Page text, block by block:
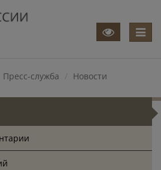
Меню
Пресс-служба Новости